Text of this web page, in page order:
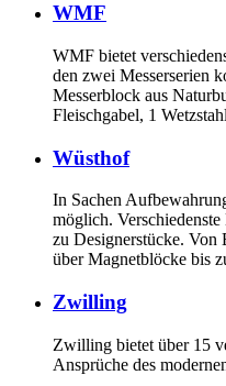
WMF
WMF bietet
den zwei Messerserien
Messerblock aus
Fleischgabel, 1
Wüsthof
In Sachen
möglich.
zu Designerstücke. Von
über Magnetblöcke bis
Zwilling
Zwilling bietet über 15
Ansprüche des